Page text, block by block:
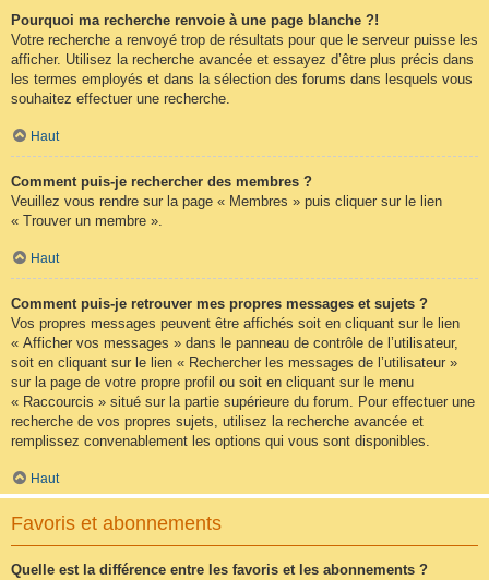
Pourquoi ma recherche renvoie à une page blanche ?!
Votre recherche a renvoyé trop de résultats pour que le serveur puisse les
afficher. Utilisez la recherche avancée et essayez d’être plus précis dans
les termes employés et dans la sélection des forums dans lesquels vous
souhaitez effectuer une recherche.
Haut
Comment puis-je rechercher des membres ?
Veuillez vous rendre sur la page « Membres » puis cliquer sur le lien
« Trouver un membre ».
Haut
Comment puis-je retrouver mes propres messages et sujets ?
Vos propres messages peuvent être affichés soit en cliquant sur le lien
« Afficher vos messages » dans le panneau de contrôle de l’utilisateur,
soit en cliquant sur le lien « Rechercher les messages de l’utilisateur »
sur la page de votre propre profil ou soit en cliquant sur le menu
« Raccourcis » situé sur la partie supérieure du forum. Pour effectuer une
recherche de vos propres sujets, utilisez la recherche avancée et
remplissez convenablement les options qui vous sont disponibles.
Haut
Favoris et abonnements
Quelle est la différence entre les favoris et les abonnements ?